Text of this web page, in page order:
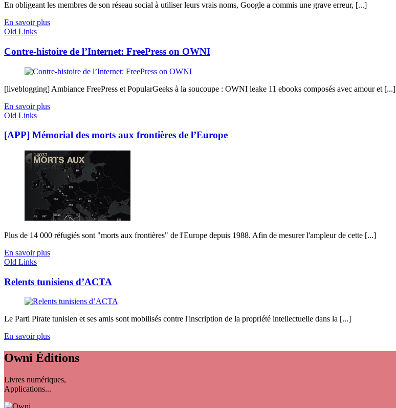
En obligeant les membres de son réseau social à utiliser leurs vrais noms, Google a commis une grave erreur, [...]
En savoir plus
Old Links
Contre-histoire de l’Internet: FreePress on OWNI
[liveblogging] Ambiance FreePress et PopularGeeks à la soucoupe : OWNI leake 11 ebooks composés avec amour et [...]
En savoir plus
Old Links
[APP] Mémorial des morts aux frontières de l’Europe
Plus de 14 000 réfugiés sont "morts aux frontières" de l'Europe depuis 1988. Afin de mesurer l'ampleur de cette [...]
En savoir plus
Old Links
Relents tunisiens d’ACTA
Le Parti Pirate tunisien et ses amis sont mobilisés contre l'inscription de la propriété intellectuelle dans la [...]
En savoir plus
Owni Éditions
Livres numériques,
Applications...